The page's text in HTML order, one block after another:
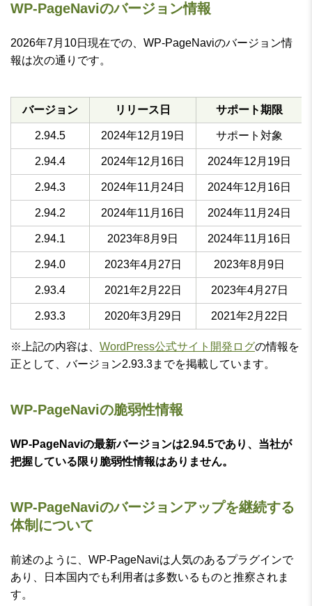
WP-PageNaviのバージョン情報
2026年7月10日現在での、WP-PageNaviのバージョン情
報は次の通りです。
バージョン リリース日 サポート期限
2.94.5 2024年12月19日 サポート対象
2.94.4 2024年12月16日 2024年12月19日
2.94.3 2024年11月24日 2024年12月16日
2.94.2 2024年11月16日 2024年11月24日
2.94.1 2023年8月9日 2024年11月16日
2.94.0 2023年4月27日 2023年8月9日
2.93.4 2021年2月22日 2023年4月27日
2.93.3 2020年3月29日 2021年2月22日
※上記の内容は、 WordPress公式サイト開発ログの情報を
正として、バージョン2.93.3までを掲載しています。
WP-PageNaviの脆弱性情報
WP-PageNaviの最新バージョンは2.94.5であり、当社が
把握している限り脆弱性情報はありません。
WP-PageNaviのバージョンアップを継続する
体制について
前述のように、WP-PageNaviは人気のあるプラグインで
あり、日本国内でも利用者は多数いるものと推察されま
す。